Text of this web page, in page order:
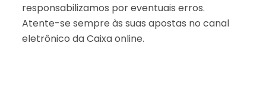
responsabilizamos por eventuais erros.
Atente-se sempre às suas apostas no canal
eletrônico da Caixa online.